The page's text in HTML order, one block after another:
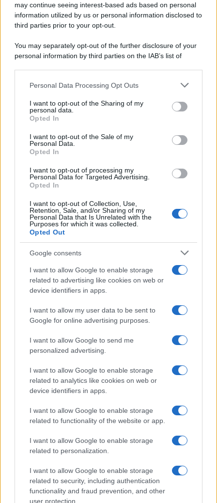
may continue seeing interest-based ads based on personal
information utilized by us or personal information disclosed to
third parties prior to your opt-out.
You may separately opt-out of the further disclosure of your
personal information by third parties on the IAB’s list of
This information may also be disclosed by us to third parties
disclose it to other third parties.
Please note that this website/app uses one or more Google
services and may gather and store information including but
not limited to your visit or usage behaviour. You may click to
grant or deny consent to Google and its third-party tags to
consent section.
Personal Data Processing Opt Outs
I want to opt-out of the Sharing of my
personal data.
Opted In
I want to opt-out of the Sale of my
Personal Data.
Opted In
I want to opt-out of processing my
Personal Data for Targeted Advertising.
Opted In
I want to opt-out of Collection, Use,
Retention, Sale, and/or Sharing of my
Personal Data that Is Unrelated with the
Purposes for which it was collected.
Opted Out
Google consents
I want to allow Google to enable storage
related to advertising like cookies on web or
device identifiers in apps.
I want to allow my user data to be sent to
Google for online advertising purposes.
I want to allow Google to send me
personalized advertising.
I want to allow Google to enable storage
related to analytics like cookies on web or
device identifiers in apps.
I want to allow Google to enable storage
related to functionality of the website or app.
I want to allow Google to enable storage
related to personalization.
I want to allow Google to enable storage
related to security, including authentication
functionality and fraud prevention, and other
user protection.
Uno studio bioarcheologico sui resti rinvenuti nella Villa B
ricostruisce la dieta degli abitanti: cereali, legumi e prodotti
agricoli erano alla base dell’alimentazione, mentre le risorse
Il medagliere /
Europei di nuoto: Pellecani guida una super
Italia
Il centenario /A L'Aquila arriva la mostra "TITO, 100 anni
L'attesa /Un estate di calcio: tra Mondiali e Serie A
Facebook
Cookie Policy
Syndication
Globalist
Globalscience
Globalsport
Culture
Salute
Megachip
GiULia
Prima Pagina
Giornale dello
Spettacolo
Wondernet
Giuliana Sgrena